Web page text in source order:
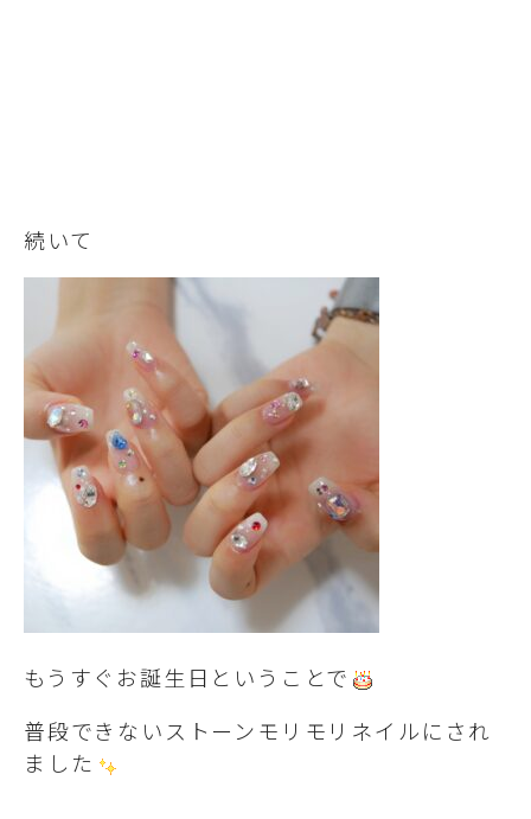
続いて
もうすぐお誕生日ということで
普段できないストーンモリモリネイルにされ
ました